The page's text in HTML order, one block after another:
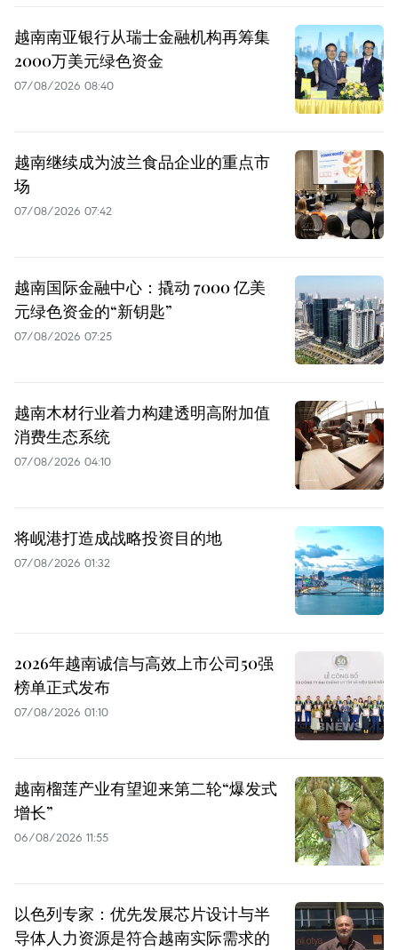
越南南亚银行从瑞士金融机构再筹集
2000万美元绿色资金
07/08/2026 08:40
越南继续成为波兰食品企业的重点市
场
07/08/2026 07:42
越南国际金融中心：撬动 7000 亿美
元绿色资金的“新钥匙”
07/08/2026 07:25
越南木材行业着力构建透明高附加值
消费生态系统
07/08/2026 04:10
将岘港打造成战略投资目的地
07/08/2026 01:32
2026年越南诚信与高效上市公司50强
榜单正式发布
07/08/2026 01:10
越南榴莲产业有望迎来第二轮“爆发式
增长”
06/08/2026 11:55
以色列专家：优先发展芯片设计与半
导体人力资源是符合越南实际需求的